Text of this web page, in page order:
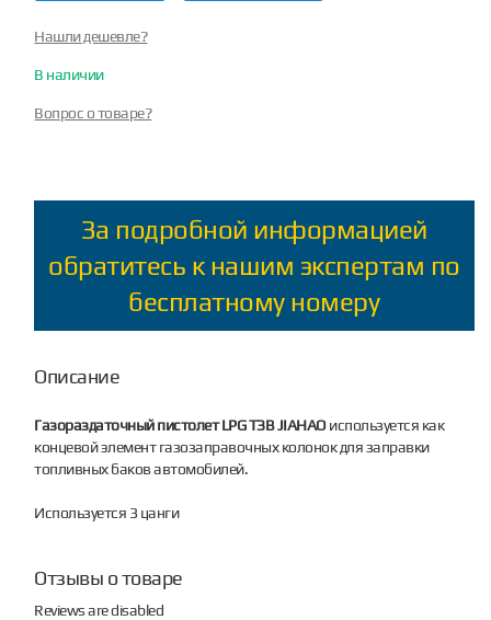
Нашли дешевле?
В наличии
Вопрос о товаре?
За подробной информацией
обратитесь к нашим экспертам по
бесплатному номеру
Описание
Газораздаточный пистолет LPG ТЗВ JIAHAOиспользуется как
концевой элемент газозаправочных колонок для заправки
топливных баков автомобилей.
Используется 3 цанги
Отзывы о товаре
Reviews are disabled